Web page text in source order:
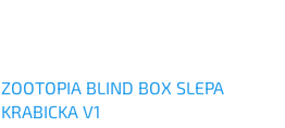
ZOOTOPIA BLIND BOX SLEPA
KRABICKA V1